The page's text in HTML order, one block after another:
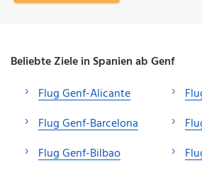
Beliebte Ziele in Spanien ab Genf
Flug Genf-Alicante
Flug Genf-Barcelona
Flug Genf-Bilbao